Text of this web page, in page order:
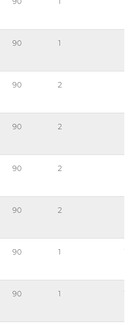
90 1
90 2
90 2
90 2
90 2
90 1
90 1